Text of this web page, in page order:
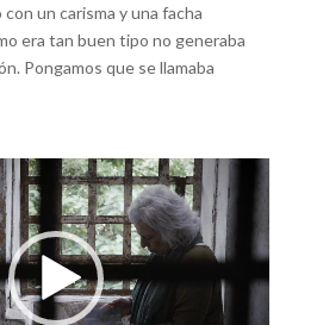
un carisma y una facha
era tan buen tipo no generaba
Pongamos que se llamaba